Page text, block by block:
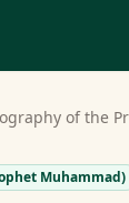
Muhammad)